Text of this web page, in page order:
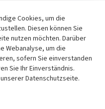
Cookies, um die
Diesen können Sie
nutzen möchten. Darüber
Webanalyse, um die
sofern Sie einverstanden
Sie Ihr Einverständnis.
Datenschutzseite.